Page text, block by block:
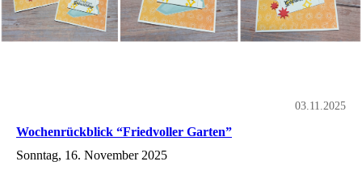
03.11.2025
Wochenrückblick “Friedvoller Garten”
Sonntag, 16. November 2025